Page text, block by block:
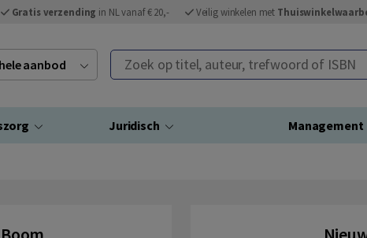
Gratis verzending in NL vanaf € 20,- Veilig winkelen met
aanbod Zoek op titel, auteur, trefwoord of ISBN
Juridisch Management